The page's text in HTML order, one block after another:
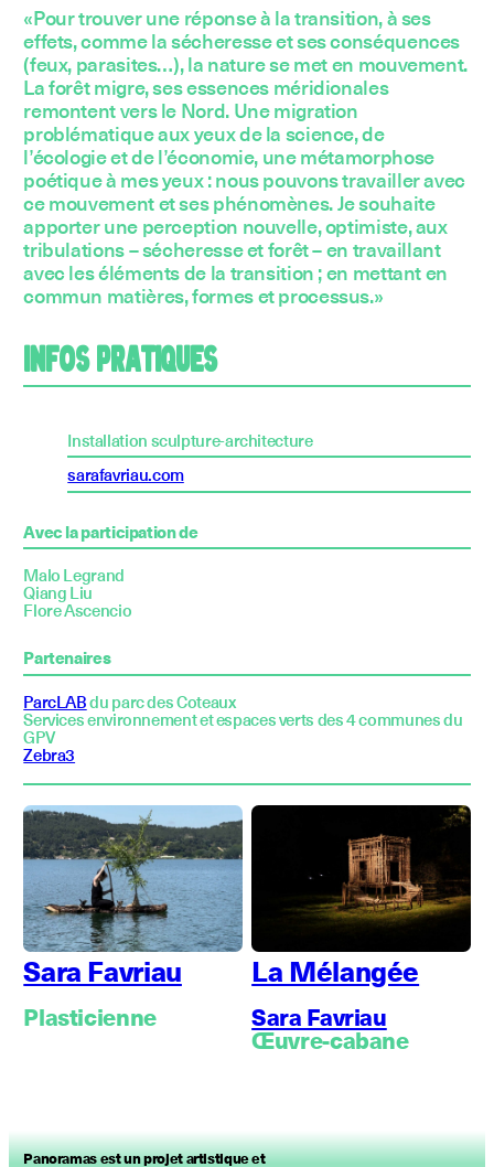
«Pour trouver une réponse à la transition, à ses
effets, comme la sécheresse et ses conséquences
(feux, parasites…), la nature se met en mouvement.
La forêt migre, ses essences méridionales
remontent vers le Nord. Une migration
problématique aux yeux de la science, de
l’écologie et de l’économie, une métamorphose
poétique à mes yeux : nous pouvons travailler avec
ce mouvement et ses phénomènes. Je souhaite
apporter une perception nouvelle, optimiste, aux
tribulations – sécheresse et forêt – en travaillant
avec les éléments de la transition ; en mettant en
commun matières, formes et processus.»
INFOS PRATIQUES
Installation sculpture-architecture
sarafavriau.com
Avec la participation de
Malo Legrand
Qiang Liu
Flore Ascencio
Partenaires
ParcLABdu parc des Coteaux
Services environnement et espaces verts des 4 communes du
GPV
Zebra3
Sara Favriau
Plasticienne
La Mélangée
Sara Favriau
Œuvre-cabane
Panoramas est un projet artistique et